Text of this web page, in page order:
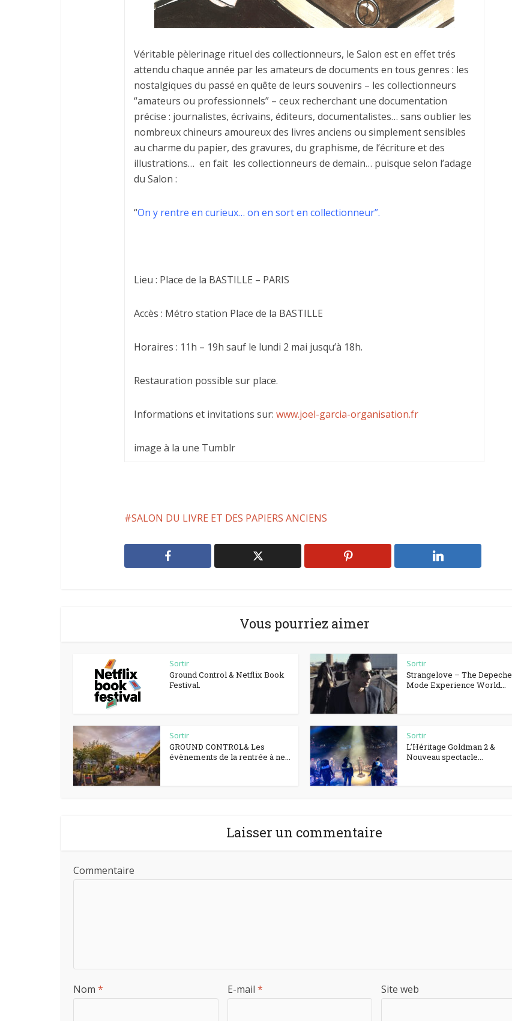
Véritable pèlerinage rituel des collectionneurs, le Salon est en effet trés
attendu chaque année par les amateurs de documents en tous genres : les
nostalgiques du passé en quête de leurs souvenirs – les collectionneurs
“amateurs ou professionnels” – ceux recherchant une documentation
précise : journalistes, écrivains, éditeurs, documentalistes… sans oublier les
nombreux chineurs amoureux des livres anciens ou simplement sensibles
au charme du papier, des gravures, du graphisme, de l’écriture et des
illustrations… en fait les collectionneurs de demain… puisque selon l’adage
du Salon :
“On y rentre en curieux… on en sort en collectionneur”.
Lieu : Place de la BASTILLE – PARIS
Accès : Métro station Place de la BASTILLE
Horaires : 11h – 19h sauf le lundi 2 mai jusqu’à 18h.
Restauration possible sur place.
Informations et invitations sur: www.joel-garcia-organisation.fr
image à la une Tumblr
SALON DU LIVRE ET DES PAPIERS ANCIENS
Vous pourriez aimer
Sortir
Ground Control & Netflix Book
Festival.
Sortir
Strangelove – The Depeche
Mode Experience World...
Sortir
GROUND CONTROL& Les
évènements de la rentrée à ne...
Sortir
L’Héritage Goldman 2 &
Nouveau spectacle...
Laisser un commentaire
Commentaire
Nom * E-mail * Site web